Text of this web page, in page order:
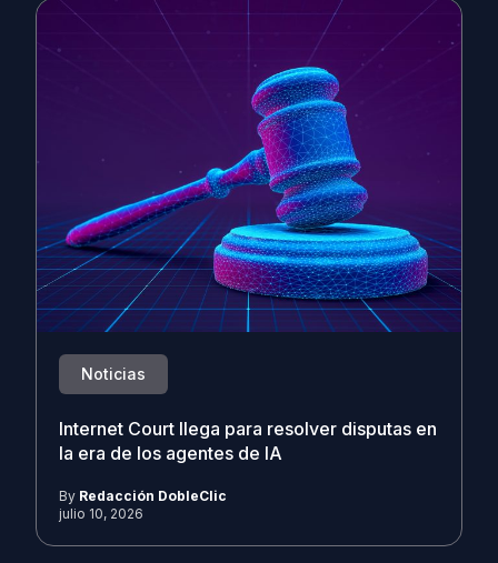
Noticias
Internet Court llega para resolver disputas en
la era de los agentes de IA
By Redacción DobleClic
julio 10, 2026